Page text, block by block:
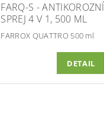
FARQ-S - ANTIKOROZNÍ
SPREJ 4 V 1, 500 ML
FARROX QUATTRO 500 ml
DETAIL